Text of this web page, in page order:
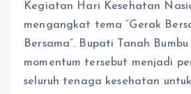
Kegiatan Hari Kesehatan
mengangkat tema “Gerak
Bersama”. Bupati Tanah
momentum tersebut menjadi
seluruh tenaga kesehatan